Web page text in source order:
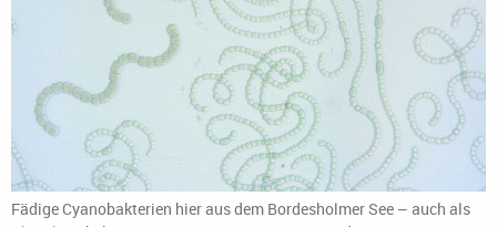
Fädige Cyanobakterien hier aus dem Bordesholmer See – auch als